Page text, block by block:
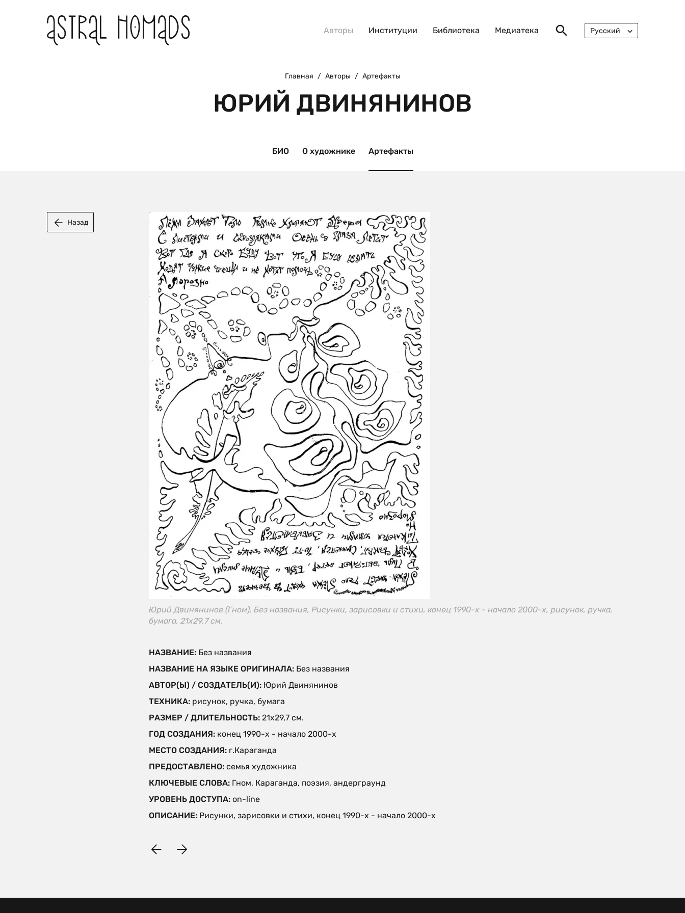
Авторы Институции Библиотека Медиатека
Русский
Главная / Авторы / Артефакты
ЮРИЙ ДВИНЯНИНОВ
БИО О художнике Артефакты
Назад
Юрий Двинянинов (Гном), Без названия, Рисунки, зарисовки и стихи, конец 1990-х - начало 2000-х, рисунок, ручка,
бумага, 21х29,7 см.
НАЗВАНИЕ: Без названия
НАЗВАНИЕ НА ЯЗЫКЕ ОРИГИНАЛА: Без названия
АВТОР(Ы) / СОЗДАТЕЛЬ(И): Юрий Двинянинов
ТЕХНИКА: рисунок, ручка, бумага
РАЗМЕР / ДЛИТЕЛЬНОСТЬ: 21х29,7 см.
ГОД СОЗДАНИЯ: конец 1990-х - начало 2000-х
МЕСТО СОЗДАНИЯ: г.Караганда
ПРЕДОСТАВЛЕНО: семья художника
КЛЮЧЕВЫЕ СЛОВА: Гном, Караганда, поэзия, андерграунд
УРОВЕНЬ ДОСТУПА: on-line
ОПИСАНИЕ: Рисунки, зарисовки и стихи, конец 1990-х - начало 2000-х